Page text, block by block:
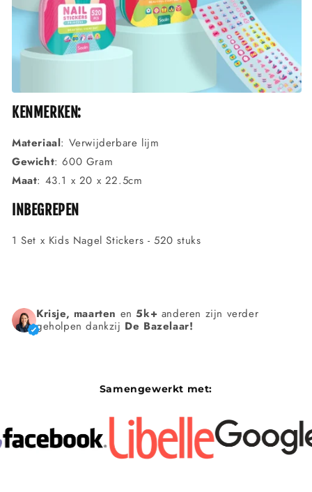
KENMERKEN:
Materiaal: Verwijderbare lijm
Gewicht: 600 Gram
Maat: 43.1 x 20 x 22.5cm
INBEGREPEN
1 Set x Kids Nagel Stickers - 520 stuks
Krisje, maarten en5k+ anderen zijn verder
geholpen dankzij De Bazelaar!
Samengewerkt met: